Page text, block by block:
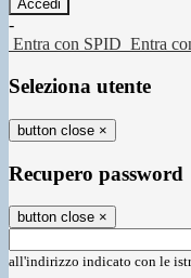
-
Entra con SPID Entra
Seleziona utente
button close ×
Recupero password
button close ×
all'indirizzo indicato con le